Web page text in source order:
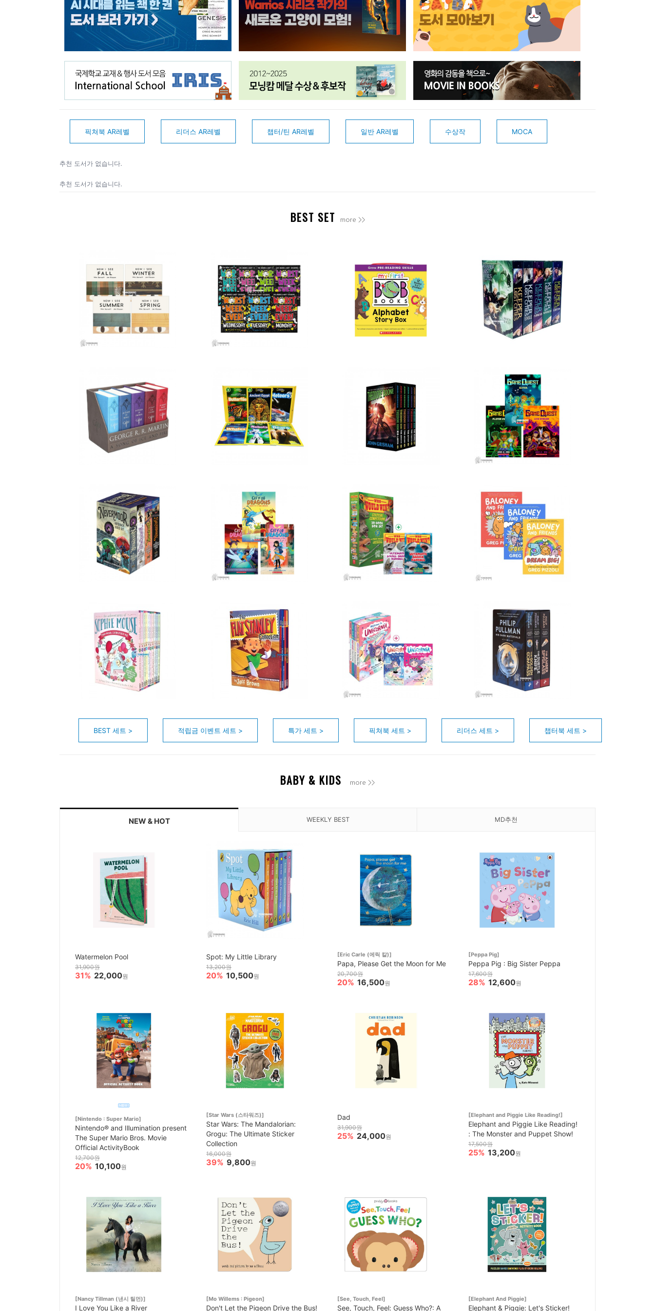
픽쳐북 AR레벨 리더스 AR레벨 챕터/틴 AR레벨 일반 AR레벨 수상작 MOCA
추천 도서가 없습니다.
추천 도서가 없습니다.
BEST SET more >>
BEST 세트 > 적립금 이벤트 세트 > 특가 세트 > 픽쳐북 세트 > 리더스 세트 > 챕터북 세트 >
BABY & KIDS more >>
NEW & HOT WEEKLY BEST MD추천
Watermelon Pool
31,900원
31% 22,000원
Spot: My Little Library
13,200원
20% 10,500원
[Eric Carle (에릭 칼)]
Papa, Please Get the Moon for Me
20,700원
20% 16,500원
[Peppa Pig]
Peppa Pig : Big Sister Peppa
17,600원
28% 12,600원
[Nintendo : Super Mario]
Nintendo® and Illumination present
The Super Mario Bros. Movie
Official ActivityBook
12,700원
20% 10,100원
[Star Wars (스타워즈)]
Star Wars: The Mandalorian:
Grogu: The Ultimate Sticker
Collection
16,000원
39% 9,800원
Dad
31,900원
25% 24,000원
[Elephant and Piggie Like Reading!]
Elephant and Piggie Like Reading!
: The Monster and Puppet Show!
17,500원
25% 13,200원
[Nancy Tillman (낸시 틸먼)]
I Love You Like a River
[Mo Willems : Pigeon]
Don't Let the Pigeon Drive the Bus!
[See, Touch, Feel]
See, Touch, Feel: Guess Who?: A
[Elephant And Piggie]
Elephant & Piggie: Let's Sticker!